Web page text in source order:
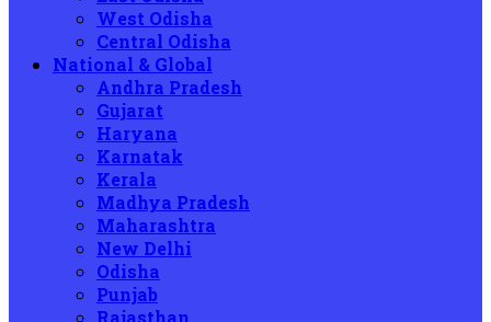
West Odisha
Central Odisha
National & Global
Andhra Pradesh
Gujarat
Haryana
Karnatak
Kerala
Madhya Pradesh
Maharashtra
New Delhi
Odisha
Punjab
Rajasthan